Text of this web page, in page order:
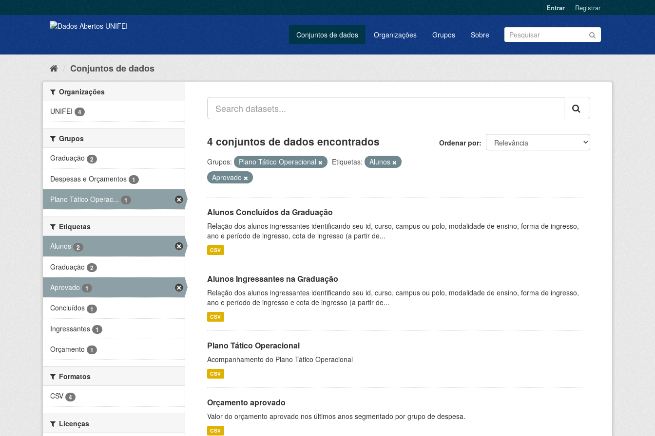
Entrar Registrar
Conjuntos de dados Organizações Grupos Sobre
Conjuntos de dados
Organizações
UNIFEI
4
Grupos
Graduação
2
Despesas e Orçamentos 1
Plano Tático Operac... 1
Etiquetas
Alunos
2
Graduação 2
Aprovado 1
Concluídos 1
Ingressantes 1
Orçamento 1
Formatos
CSV
4
Licenças
Ordenar por
4 conjuntos de dados encontrados
Grupos: Plano Tático Operacional Etiquetas:
Alunos
Aprovado
Alunos Concluídos da Graduação
Relação dos alunos ingressantes identificando seu id, curso, campus ou polo, modalidade de ensino, forma de ingresso,
ano e período de ingresso, cota de ingresso (a partir de...
CSV
Alunos Ingressantes na Graduação
Relação dos alunos ingressantes identificando seu id, curso, campus ou polo, modalidade de ensino, forma de ingresso,
ano e período de ingresso e cota de ingresso (a partir de...
CSV
Plano Tático Operacional
Acompanhamento do Plano Tático Operacional
CSV
Orçamento aprovado
Valor do orçamento aprovado nos últimos anos segmentado por grupo de despesa.
CSV